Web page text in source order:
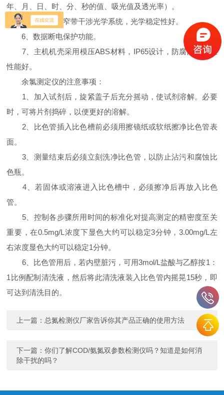
年、月、日、时、分、秒的值、吸光值及透光率）。
5、冷光源、窄带干涉光学系统，光学稳定性好。
6、数据断电保护功能。
7、主机机壳采用模压ABS材料，IP65设计，防腐防水防尘
性能好。
余氯测定仪的注意事项：
1、加入试剂后，旋紧盖子后充分摇动，使试剂溶解。必要
时，可将片剂捣碎，以便更好的溶解。
2、比色管插入比色槽前必须用擦镜纸或软纸擦净比色管表
面。
3、测量结束后必须立刻洗净比色管，以防止沾污和腐蚀比
色瓶。
4、若固体或溶液进入比色槽中，必须擦净后再放入比色
管。
5、控制各步骤所用时间的标准化对提高测定的精密度至关
重要，在0.5mg/L浓度下显色大约可以稳定3分钟，3.00mg/L左
右浓度显色大约可以稳定1分钟。
6、比色管用后，若内壁脏污，可用3mol/L盐酸与乙醇按1：
1比例配制清洗液，然后将此清洗液装入比色管内摇晃15秒，即
可达到清洗目的。
上一篇： 总氮检测仪厂家告诉你其产品正确的使用方法
下一篇：你们了解COD/氨氮双参数检测仪吗？知道是如何消
除干扰的吗？